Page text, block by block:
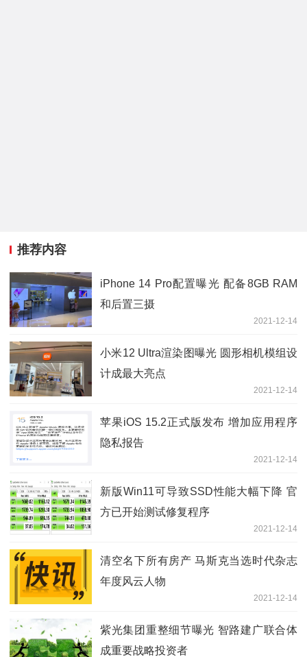
推荐内容
iPhone 14 Pro配置曝光 配备8GB RAM
和后置三摄
2021-12-14
小米12 Ultra渲染图曝光 圆形相机模组设
计成最大亮点
2021-12-14
苹果iOS 15.2正式版发布 增加应用程序
隐私报告
2021-12-14
新版Win11可导致SSD性能大幅下降 官
方已开始测试修复程序
2021-12-14
清空名下所有房产 马斯克当选时代杂志
年度风云人物
2021-12-14
紫光集团重整细节曝光 智路建广联合体
成重要战略投资者